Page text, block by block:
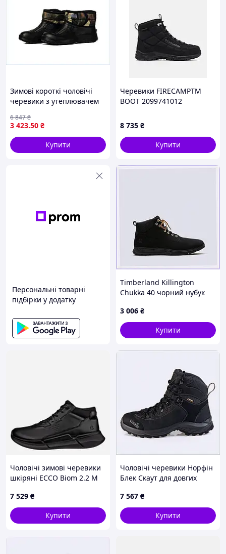
Зимові короткі чоловічі
черевики з утеплювачем
комфортного носіння в
холодну погоду
3 423.50 ₴
6 847₴
Купити
Черевики FIRECAMPTM
BOOT 2099741012
8 735 ₴
Купити
Персональні товарні
підбірки у додатку
Timberland Killington
Chukka 40 чорний нубук
3 006 ₴
Купити
Чоловічі зимові черевики
шкіряні ECCO Biom 2.2 M
44 Чорні (194891990547)
7 529 ₴
Купити
Чоловічі черевики Норфін
Блек Скаут для довгих
7 567 ₴
Купити